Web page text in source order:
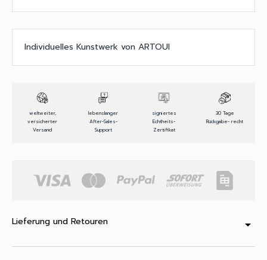
Individuelles Kunstwerk von ARTOUI
weltweiter,
versicherter
Versand
lebenslanger
After-Sales-
Support
signiertes
Echtheits-
Zertifikat
30 Tage
Rückgabe- recht
Lieferung und Retouren arrow_drop_down